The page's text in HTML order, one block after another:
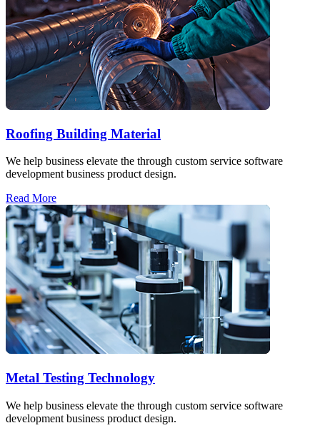
Roofing Building Material
We help business elevate the through custom service software
development business product design.
Read More
Metal Testing Technology
We help business elevate the through custom service software
development business product design.